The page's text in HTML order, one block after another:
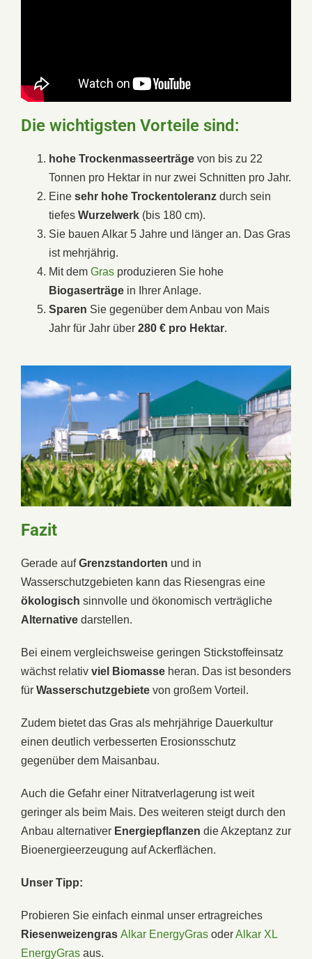
Die wichtigsten Vorteile sind:
hohe Trockenmasseerträge von bis zu 22
Tonnen pro Hektar in nur zwei Schnitten pro Jahr.
Eine sehr hohe Trockentoleranz durch sein
tiefes Wurzelwerk (bis 180 cm).
Sie bauen Alkar 5 Jahre und länger an. Das Gras
ist mehrjährig.
Mit dem Gras produzieren Sie hohe
Biogaserträge in Ihrer Anlage.
Sparen Sie gegenüber dem Anbau von Mais
Jahr für Jahr über 280 € pro Hektar.
Fazit
Gerade aufGrenzstandorten und in
Wasserschutzgebieten kann das Riesengras eine
ökologisch sinnvolle und ökonomisch verträgliche
Alternative darstellen.
Bei einem vergleichsweise geringen Stickstoffeinsatz
wächst relativ viel Biomasse heran. Das ist besonders
für Wasserschutzgebiete von großem Vorteil.
Zudem bietet das Gras als mehrjährige Dauerkultur
einen deutlich verbesserten Erosionsschutz
gegenüber dem Maisanbau.
Auch die Gefahr einer Nitratverlagerung ist weit
geringer als beim Mais. Des weiteren steigt durch den
Anbau alternativer Energiepflanzen die Akzeptanz zur
Bioenergieerzeugung auf Ackerflächen.
Unser Tipp:
Probieren Sie einfach einmal unser ertragreiches
Riesenweizengras Alkar EnergyGras oderAlkar XL
EnergyGras aus.